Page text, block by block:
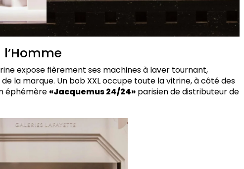
expose fièrement ses machines à laver tournant,
la marque. Un bob XXL occupe toute la vitrine, à côté des
éphémère «Jacquemus 24/24» parisien de distributeur de